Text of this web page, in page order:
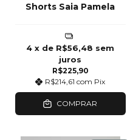
Shorts Saia Pamela
R$225,90
R$214,61com Pix
4 x de R$56,48 sem
juros
COMPRAR